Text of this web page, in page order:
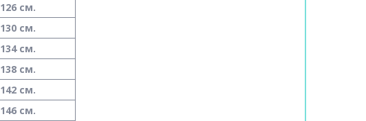
126 см.
130 см.
134 см.
138 см.
142 см.
146 см.